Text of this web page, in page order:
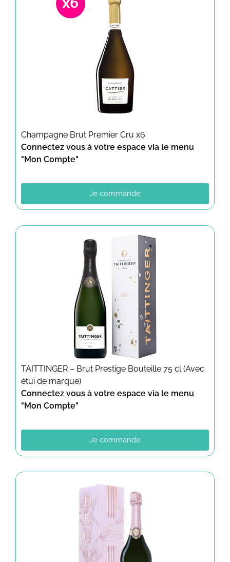
Champagne Brut Premier Cru x6
Connectez vous à votre espace via le menu
"Mon Compte"
Je commande
TAITTINGER – Brut Prestige Bouteille 75 cl (Avec
étui de marque)
Connectez vous à votre espace via le menu
"Mon Compte"
Je commande